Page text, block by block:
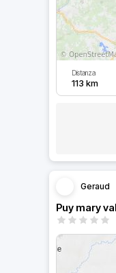
Distanza
113 km
Geraud